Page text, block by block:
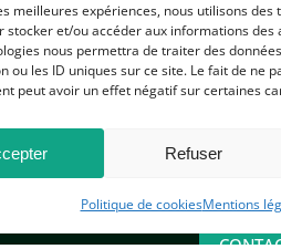
meilleures expériences, nous utilisons des
stocker et/ou accéder aux informations des
nous permettra de traiter des
ou les ID uniques sur ce site. Le fait de ne
peut avoir un effet négatif sur certaines
Refuser
Politique de cookiesMentions